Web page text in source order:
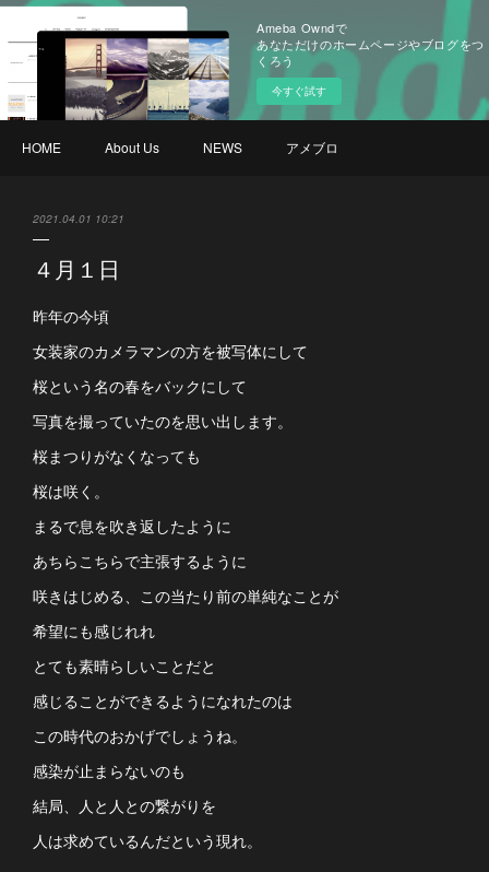
Ameba Owndで
あなただけのホームページやブログをつ
くろう
今すぐ試す
HOME About Us NEWS アメブロ
2021.04.01 10:21
４月１日
昨年の今頃
女装家のカメラマンの方を被写体にして
桜という名の春をバックにして
写真を撮っていたのを思い出します。
桜まつりがなくなっても
桜は咲く。
まるで息を吹き返したように
あちらこちらで主張するように
咲きはじめる、この当たり前の単純なことが
希望にも感じれれ
とても素晴らしいことだと
感じることができるようになれたのは
この時代のおかげでしょうね。
感染が止まらないのも
結局、人と人との繋がりを
人は求めているんだという現れ。